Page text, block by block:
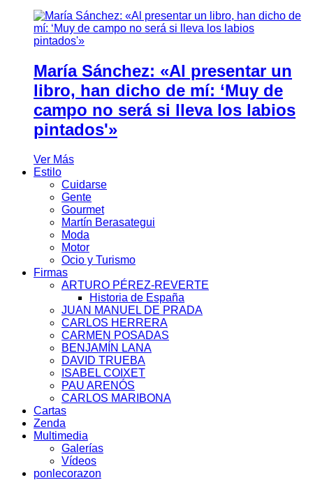
María Sánchez: «Al presentar un
libro, han dicho de mí: ‘Muy de
campo no será si lleva los labios
pintados'»
Ver Más
Estilo
Cuidarse
Gente
Gourmet
Martín Berasategui
Moda
Motor
Ocio y Turismo
Firmas
ARTURO PÉREZ-REVERTE
Historia de España
JUAN MANUEL DE PRADA
CARLOS HERRERA
CARMEN POSADAS
BENJAMÍN LANA
DAVID TRUEBA
ISABEL COIXET
PAU ARENÓS
CARLOS MARIBONA
Cartas
Zenda
Multimedia
Galerías
Vídeos
ponlecorazon